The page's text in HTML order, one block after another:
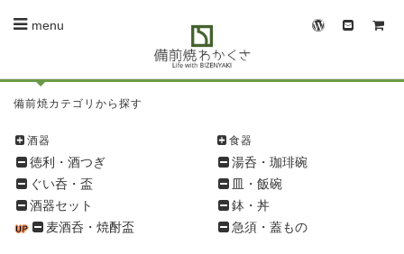
menu
備
焼
シ
ョ
ッ
ン
備前焼カテゴリから探す
酒器
徳利・酒つぎ
ぐい呑・盃
酒器セット
麦酒呑・焼酎盃
食器
湯呑・珈琲碗
皿・飯碗
鉢・丼
急須・蓋もの